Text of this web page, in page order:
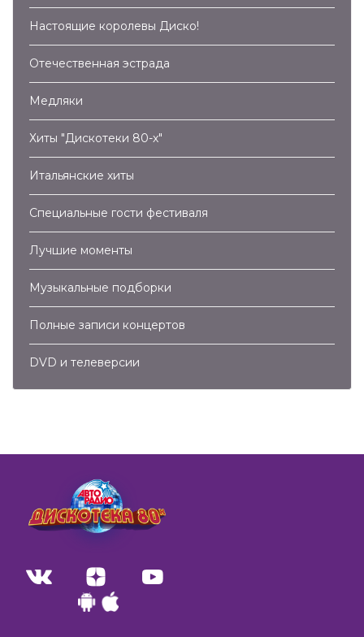
Настоящие королевы Диско!
Отечественная эстрада
Медляки
Хиты "Дискотеки 80-х"
Итальянские хиты
Специальные гости фестиваля
Лучшие моменты
Музыкальные подборки
Полные записи концертов
DVD и телеверсии